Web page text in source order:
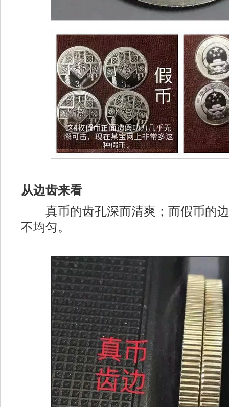
从边齿来看
真币的齿孔深而清爽；而假币的边
不均匀。